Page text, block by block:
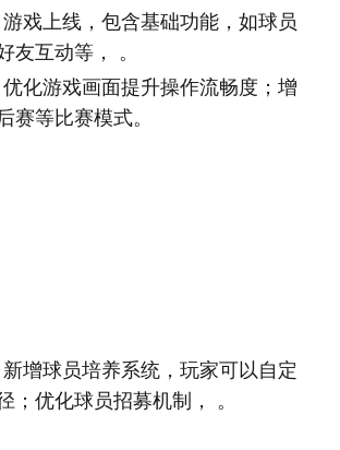
戏上线，包含基础功能，如球员
友互动等， 。
化游戏画面提升操作流畅度；增
赛等比赛模式。
增球员培养系统，玩家可以自定
；优化球员招募机制， 。